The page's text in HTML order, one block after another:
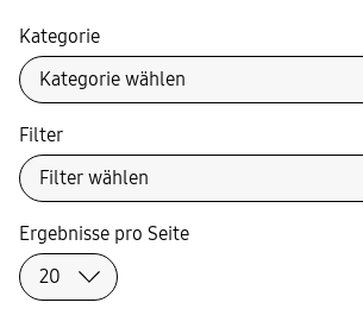
Kategorie
Filter
Ergebnisse pro Seite